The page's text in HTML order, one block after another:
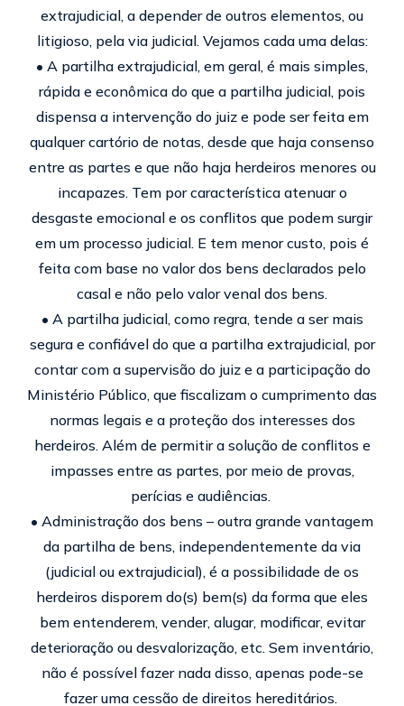
extrajudicial, a depender de outros elementos, ou
litigioso, pela via judicial. Vejamos cada uma delas:
• A partilha extrajudicial, em geral, é mais simples,
rápida e econômica do que a partilha judicial, pois
dispensa a intervenção do juiz e pode ser feita em
qualquer cartório de notas, desde que haja consenso
entre as partes e que não haja herdeiros menores ou
incapazes. Tem por característica atenuar o
desgaste emocional e os conflitos que podem surgir
em um processo judicial. E tem menor custo, pois é
feita com base no valor dos bens declarados pelo
casal e não pelo valor venal dos bens.
• A partilha judicial, como regra, tende a ser mais
segura e confiável do que a partilha extrajudicial, por
contar com a supervisão do juiz e a participação do
Ministério Público, que fiscalizam o cumprimento das
normas legais e a proteção dos interesses dos
herdeiros. Além de permitir a solução de conflitos e
impasses entre as partes, por meio de provas,
perícias e audiências.
• Administração dos bens – outra grande vantagem
da partilha de bens, independentemente da via
(judicial ou extrajudicial), é a possibilidade de os
herdeiros disporem do(s) bem(s) da forma que eles
bem entenderem, vender, alugar, modificar, evitar
deterioração ou desvalorização, etc. Sem inventário,
não é possível fazer nada disso, apenas pode-se
fazer uma cessão de direitos hereditários.